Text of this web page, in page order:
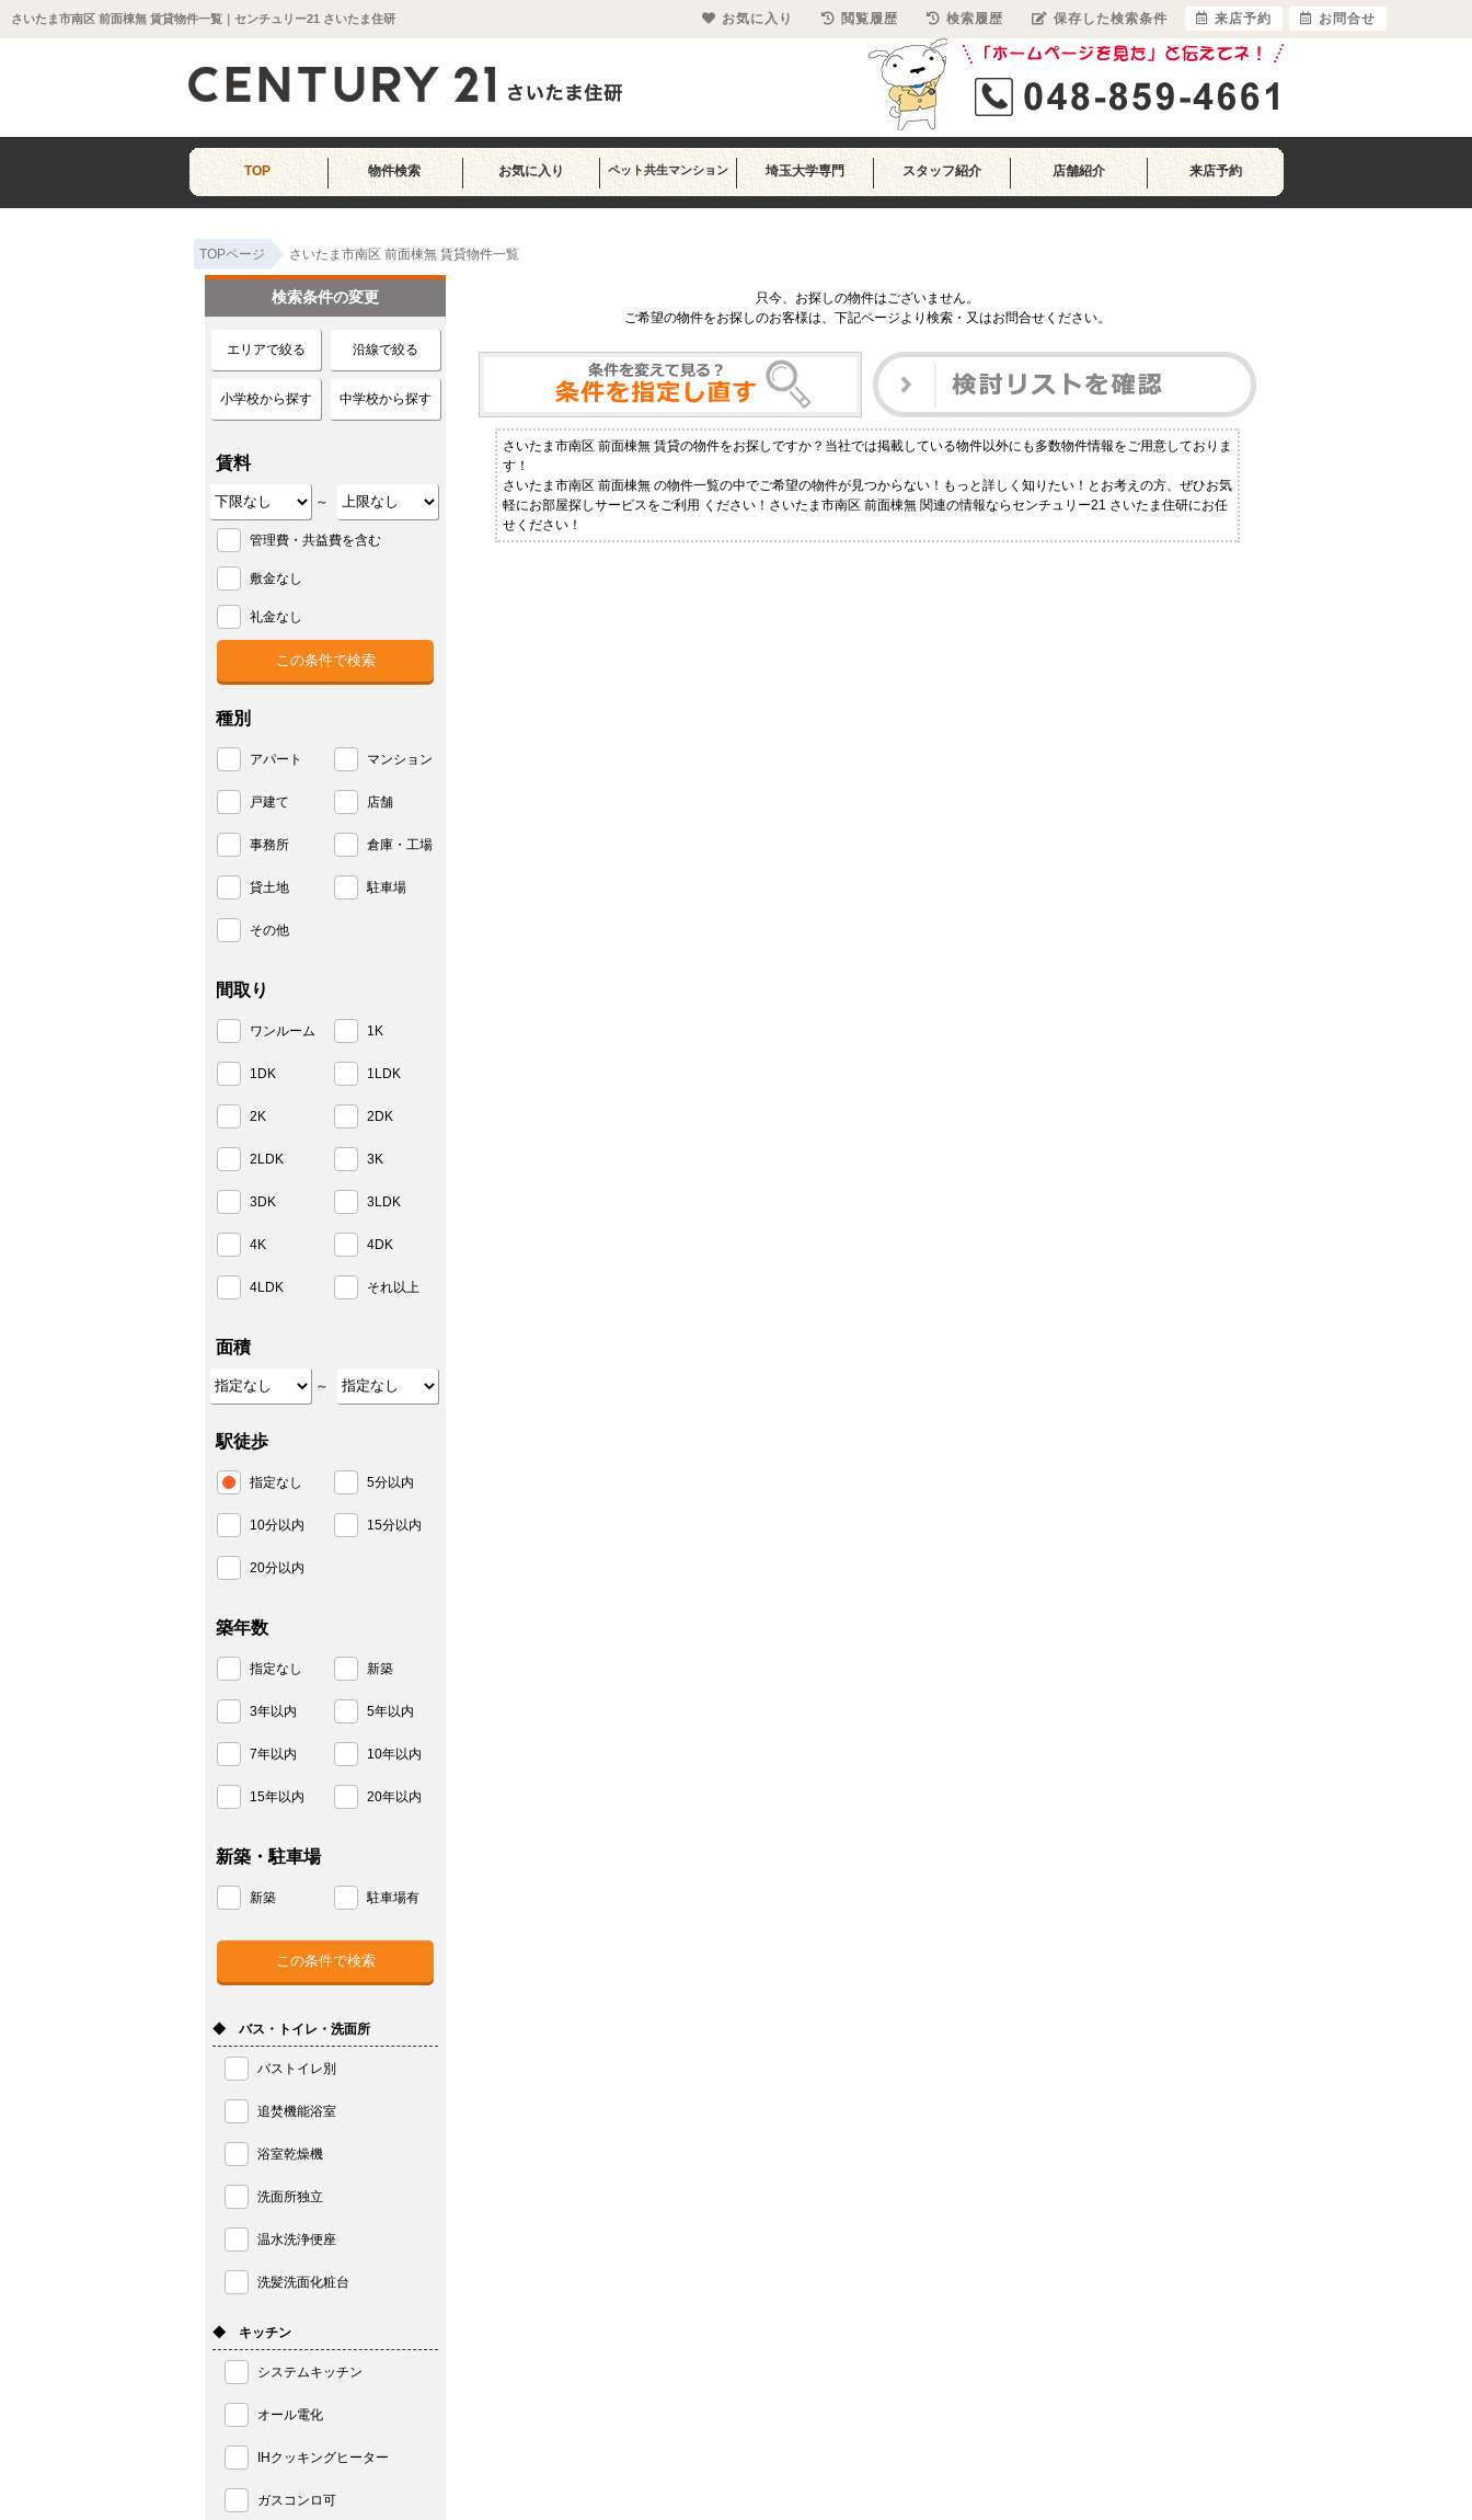
さいたま市南区 前面棟無 賃貸物件一覧｜センチュリー21 さいたま住研
TOP 物件検索 お気に入り ペット共生マンション 埼玉大学専門 スタッフ紹介 店舗紹介 来店予約
TOPページ さいたま市南区 前面棟無 賃貸物件一覧
只今、お探しの物件はございません。
ご希望の物件をお探しのお客様は、下記ページより検索・又はお問合せください。
さいたま市南区 前面棟無 賃貸の物件をお探しですか？当社では掲載している物件以外にも多数物件情報をご用意しておりま
す！
さいたま市南区 前面棟無 の物件一覧の中でご希望の物件が見つからない！もっと詳しく知りたい！とお考えの方、ぜひお気
軽にお部屋探しサービスをご利用 ください！さいたま市南区 前面棟無 関連の情報ならセンチュリー21 さいたま住研にお任
せください！
検索条件の変更
エリアで絞る 沿線で絞る
小学校から探す 中学校から探す
賃料
～
管理費・共益費を含む
敷金なし
礼金なし
種別
アパート マンション
戸建て 店舗
事務所 倉庫・工場
貸土地 駐車場
その他
間取り
ワンルーム 1K
1DK 1LDK
2K 2DK
2LDK 3K
3DK 3LDK
4K 4DK
4LDK それ以上
面積
～
駅徒歩
指定なし 5分以内
10分以内 15分以内
20分以内
築年数
指定なし 新築
3年以内 5年以内
7年以内 10年以内
15年以内 20年以内
新築・駐車場
新築 駐車場有
◆ バス・トイレ・洗面所
バストイレ別
追焚機能浴室
浴室乾燥機
洗面所独立
温水洗浄便座
洗髪洗面化粧台
◆ キッチン
システムキッチン
オール電化
IHクッキングヒーター
ガスコンロ可
お気に入り 閲覧履歴 検索履歴 保存した検索条件 来店予約 お問合せ